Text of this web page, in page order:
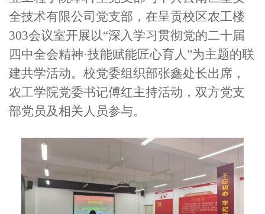
全技术有限公司党支部，在呈贡校区农工楼
303会议室开展以“深入学习贯彻党的二十届
四中全会精神·技能赋能匠心育人”为主题的联
建共学活动。校党委组织部张鑫处长出席，
农工学院党委书记傅红主持活动，双方党支
部党员及相关人员参与。